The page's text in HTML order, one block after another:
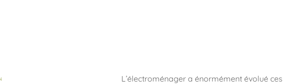
L’électroménager a énormément évolué ces